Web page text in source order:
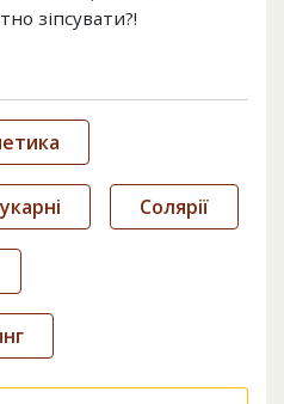
зіпсувати?!
Солярії